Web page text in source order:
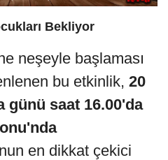
Bekliyor
neşeyle başlaması
bu etkinlik, 20
günü saat 16.00'da
en dikkat çekici